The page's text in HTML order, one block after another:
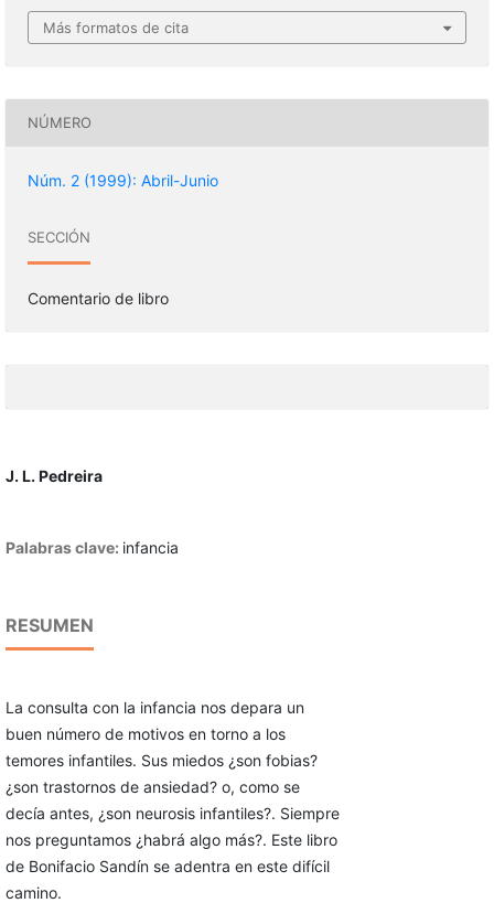
Más formatos de cita
NÚMERO
Núm. 2 (1999): Abril-Junio
SECCIÓN
Comentario de libro
J. L. Pedreira
Palabras clave: infancia
RESUMEN
La consulta con la infancia nos depara un
buen número de motivos en torno a los
temores infantiles. Sus miedos ¿son fobias?
¿son trastornos de ansiedad? o, como se
decía antes, ¿son neurosis infantiles?. Siempre
nos preguntamos ¿habrá algo más?. Este libro
de Bonifacio Sandín se adentra en este difícil
camino.